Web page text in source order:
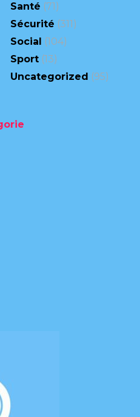
Santé (71)
Sécurité (311)
Social
(104)
Sport (13)
Uncategorized (95)